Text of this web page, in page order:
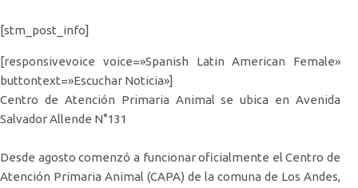
[stm_post_info]
[responsivevoice voice=»Spanish Latin American Female»
buttontext=»Escuchar Noticia»]
Centro de Atención Primaria Animal se ubica en Avenida
Salvador Allende N°131
Desde agosto comenzó a funcionar oficialmente el Centro de
Atención Primaria Animal (CAPA) de la comuna de Los Andes,